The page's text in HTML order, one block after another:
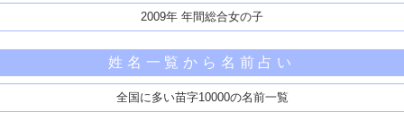
2009年 年間総合女の子
姓名一覧から名前占い
全国に多い苗字10000の名前一覧